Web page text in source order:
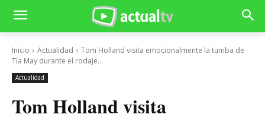
Inicio Actualidad
Tom Holland visita emocionalmente la tumba de
Tía May durante el rodaje...
Actualidad
Tom Holland visita